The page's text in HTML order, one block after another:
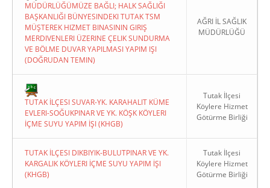
MÜDÜRLÜĞÜMÜZE BAĞLI; HALK SAĞLIĞI
BAŞKANLIĞI BÜNYESINDEKI TUTAK TSM
MÜŞTEREK HIZMET BINASININ GIRIŞ
MERDIVENLERI ÜZERINE ÇELIK SUNDURMA
VE BÖLME DUVAR YAPILMASI YAPIM IŞI
(DOĞRUDAN TEMIN)
AĞRI İL SAĞLIK
MÜDÜRLÜĞÜ
TUTAK İLÇESI SUVAR-YK. KARAHALIT KÜME
EVLERI-SOĞUKPINAR VE YK. KÖŞK KÖYLERI
İÇME SUYU YAPIM İŞI (KHGB)
Tutak İlçesi
Köylere Hizmet
Götürme Birliği
TUTAK İLÇESI DIKBIYIK-BULUTPINAR VE YK.
KARGALIK KÖYLERI İÇME SUYU YAPIM İŞI
(KHGB)
Tutak İlçesi
Köylere Hizmet
Götürme Birliği